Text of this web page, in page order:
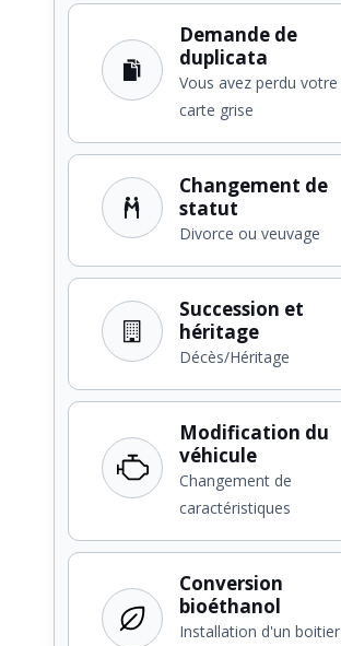
Demande de
duplicata
Vous avez perdu votre
carte grise
Changement de
statut
Divorce ou veuvage
Succession et
héritage
Décès/Héritage
Modification du
véhicule
Changement de
caractéristiques
Conversion
bioéthanol
Installation d'un boitier